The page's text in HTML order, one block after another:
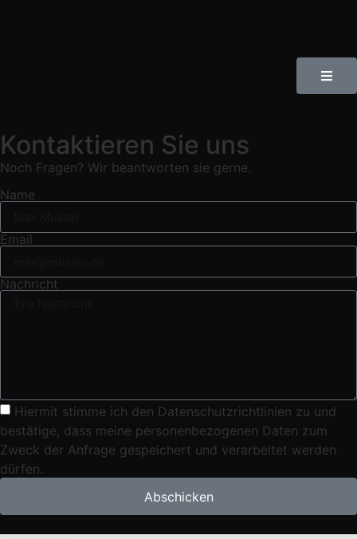
Kontaktieren Sie uns
Noch Fragen? Wir beantworten sie gerne.
Name
Email
Nachricht
Hiermit stimme ich den Datenschutzrichtlinien zu und
bestätige, dass meine personenbezogenen Daten zum
Zweck der Anfrage gespeichert und verarbeitet werden
dürfen.
Abschicken